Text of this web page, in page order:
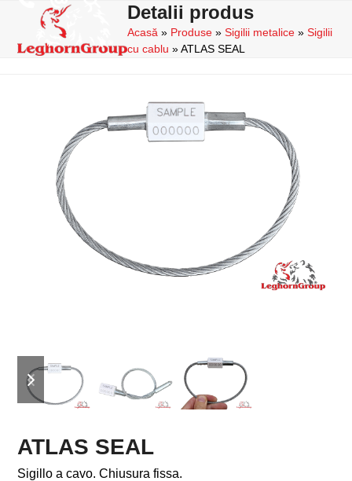
content
Open
mobile
Close
mobile
Detalii produs
Acasă » Produse »Sigilii metalice »Sigilii
cu cablu »ATLAS SEAL
previous
slide
next
slide
ATLAS SEAL
Sigillo a cavo. Chiusura fissa.